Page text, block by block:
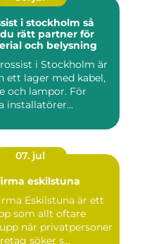
i stockholm så
rätt partner för
och belysning
i Stockholm är
ett lager med kabel,
och lampor. För
installatörer...
07. jul
eskilstuna
Eskilstuna är ett
som allt oftare
när privatpersoner
söker s...